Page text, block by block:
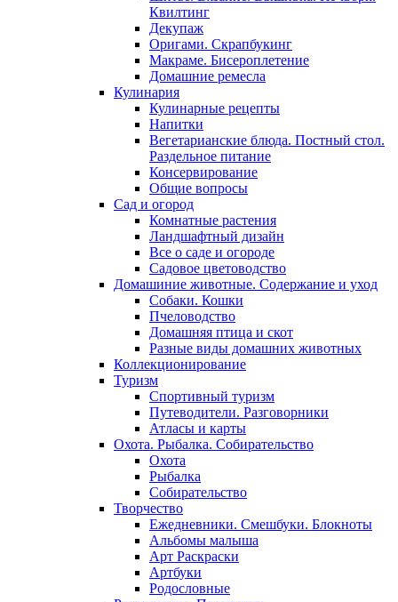
Квилтинг
Декупаж
Оригами. Скрапбукинг
Макраме. Бисероплетение
Домашние ремесла
Кулинария
Кулинарные рецепты
Напитки
Вегетарианские блюда. Постный стол.
Раздельное питание
Консервирование
Общие вопросы
Сад и огород
Комнатные растения
Ландшафтный дизайн
Все о саде и огороде
Садовое цветоводство
Домашиние животные. Содержание и уход
Собаки. Кошки
Пчеловодство
Домашняя птица и скот
Разные виды домашних животных
Коллекционирование
Туризм
Спортивный туризм
Путеводители. Разговорники
Атласы и карты
Охота. Рыбалка. Собирательство
Охота
Рыбалка
Собирательство
Творчество
Ежедневники. Смешбуки. Блокноты
Альбомы малыша
Арт Раскраски
Артбуки
Родословные